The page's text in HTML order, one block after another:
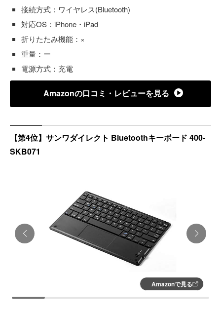
接続方式：ワイヤレス(Bluetooth)
対応OS：iPhone・iPad
折りたたみ機能：×
重量：ー
電源方式：充電
Amazonの口コミ・レビューを見る
【第4位】サンワダイレクト Bluetoothキーボード 400-
SKB071
Amazonで見る